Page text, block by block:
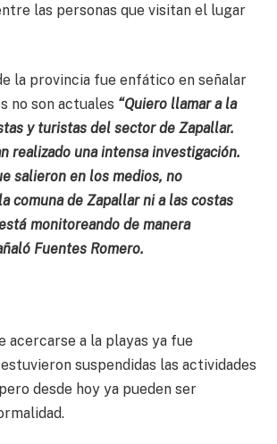
las personas que visitan el lugar
la provincia fue enfático en señalar
no son actuales “Quiero llamar a la
y turistas del sector de Zapallar.
realizado una intensa investigación.
salieron en los medios, no
comuna de Zapallar ni a las costas
monitoreando de manera
Fuentes Romero.
acercarse a la playas ya fue
suspendidas las actividades
desde hoy ya pueden ser